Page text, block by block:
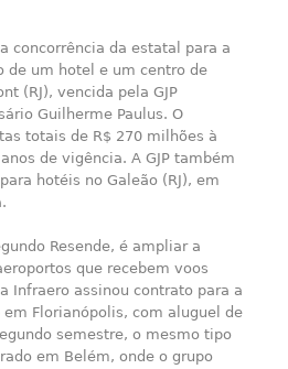
concorrência da estatal para a
de um hotel e um centro de
(RJ), vencida pela GJP
Guilherme Paulus. O
totais de R$ 270 milhões à
de vigência. A GJP também
hotéis no Galeão (RJ), em
Resende, é ampliar a
que recebem voos
Infraero assinou contrato para a
Florianópolis, com aluguel de
semestre, o mesmo tipo
em Belém, onde o grupo